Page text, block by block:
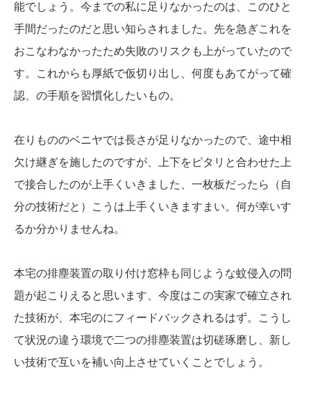
能でしょう。今までの私に足りなかったのは、このひと
手間だったのだと思い知らされました。先を急ぎこれを
おこなわなかったため失敗のリスクも上がっていたので
す。これからも厚紙で仮切り出し、何度もあてがって確
認、の手順を習慣化したいもの。
在りもののベニヤでは長さが足りなかったので、途中相
欠け継ぎを施したのですが、上下をピタリと合わせた上
で接合したのが上手くいきました、一枚板だったら（自
分の技術だと）こうは上手くいきますまい。何が幸いす
るか分かりませんね。
本宅の排塵装置の取り付け窓枠も同じような蚊侵入の問
題が起こりえると思います、今度はこの実家で確立され
た技術が、本宅のにフィードバックされるはず。こうし
て状況の違う環境で二つの排塵装置は切磋琢磨し、新し
い技術で互いを補い向上させていくことでしょう。